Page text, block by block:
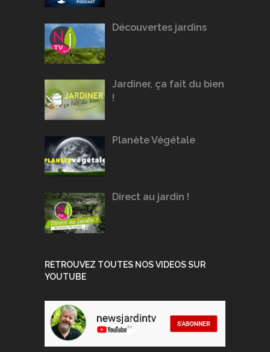
Découvertes jardins
Jardiner, ça fait du bien
!
Planète Végétale
Direct au jardin !
RETROUVEZ TOUTES NOS VIDEOS SUR
YOUTUBE